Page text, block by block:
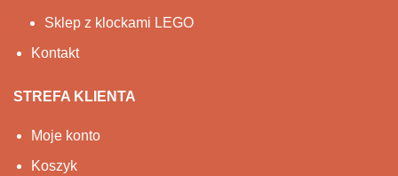
Sklep z klockami LEGO
Kontakt
STREFA KLIENTA
Moje konto
Koszyk